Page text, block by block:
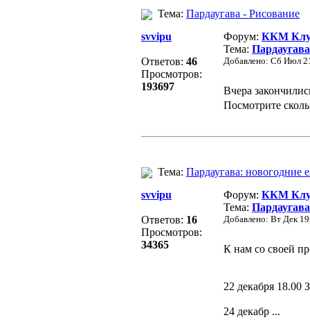
Тема: Пардаугава - Рисование
svvipu
Ответов: 46
Просмотров:
193697
Форум: ККМ
Тема:
Добавлено: Сб Июл
Вчера
Посмотрите
Тема: Пардаугава: новогодние
svvipu
Ответов: 16
Просмотров:
34365
Форум: ККМ
Тема:
Добавлено: Вт Дек
К нам со своей
22 декабря 18.00
24 декабр ...